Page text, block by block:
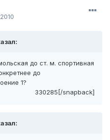
до ст. м. спортивная
до
1?
330285[/snapback]